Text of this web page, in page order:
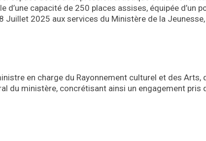
d’une capacité de 250 places assises, équipée d’un
2025 aux services du Ministère de la
en charge du Rayonnement culturel et des Arts,
du ministère, concrétisant ainsi un engagement pris